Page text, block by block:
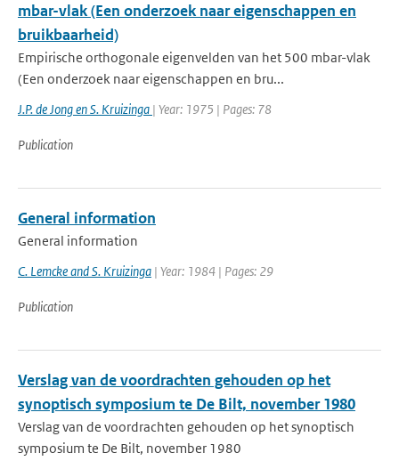
mbar-vlak (Een onderzoek naar eigenschappen en
bruikbaarheid)
Empirische orthogonale eigenvelden van het 500 mbar-vlak
(Een onderzoek naar eigenschappen en bru...
J.P. de Jong en S. Kruizinga | Year: 1975 | Pages: 78
Publication
General information
General information
C. Lemcke and S. Kruizinga | Year: 1984 | Pages: 29
Publication
Verslag van de voordrachten gehouden op het
synoptisch symposium te De Bilt, november 1980
Verslag van de voordrachten gehouden op het synoptisch
symposium te De Bilt, november 1980